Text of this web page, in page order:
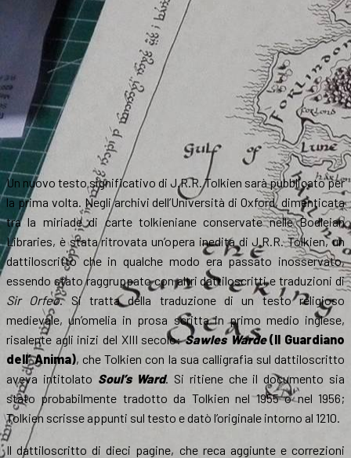
Un nuovo testo significativo di J.R.R. Tolkien sarà pubblicato per
la prima volta. Negli archivi dell’Università di Oxford, dimenticata
tra la miriade di carte tolkieniane conservate nelle Bodleian
Libraries, è stata ritrovata un’opera inedita di J.R.R. Tolkien, un
dattiloscritto che in qualche modo era passato inosservato,
essendo stato raggruppato con altri dattiloscritti e traduzioni di
Sir Orfeo. Si tratta della traduzione di un testo religioso
medievale, un’omelia in prosa scritta in primo medio inglese,
risalente agli inizi del XIII secolo:Sawles Warde(Il Guardiano
dell’ Anima), che Tolkien con la sua calligrafia sul dattiloscritto
aveva intitolato Soul’s Ward. Si ritiene che il documento sia
stato probabilmente tradotto da Tolkien nel 1955 o nel 1956;
Tolkien scrisse appunti sul testo e datò l’originale intorno al 1210.
Il dattiloscritto di dieci pagine, che reca aggiunte e correzioni